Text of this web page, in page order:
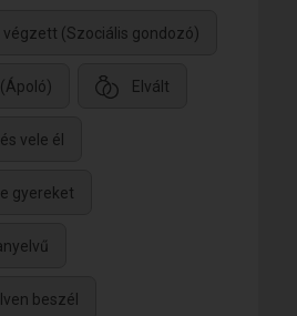
végzett (Szociális gondozó)
Elvált
vele él
gyereket
beszél